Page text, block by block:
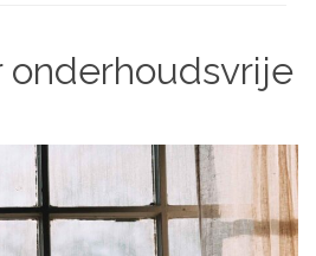
onderhoudsvrije